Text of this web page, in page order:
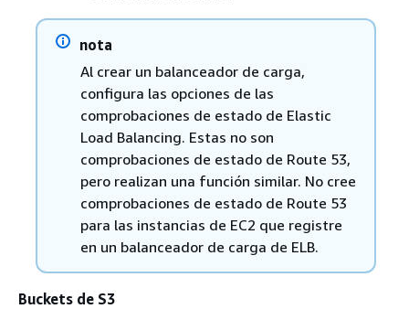
nota
Al crear un balanceador de carga,
configura las opciones de las
comprobaciones de estado de Elastic
Load Balancing. Estas no son
comprobaciones de estado de Route 53,
pero realizan una función similar. No cree
comprobaciones de estado de Route 53
para las instancias de EC2 que registre
en un balanceador de carga de ELB.
Buckets de S3